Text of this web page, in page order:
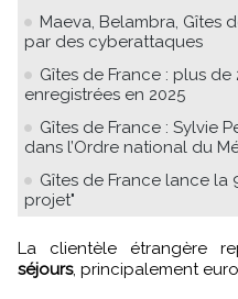
Maeva, Belambra, Gîtes
par des cyberattaques
Gîtes de France : plus
enregistrées en 2025
Gîtes de France : Sylvie
dans l’Ordre national du
Gîtes de France lance la
projet"
La clientèle étrangère
séjours, principalement